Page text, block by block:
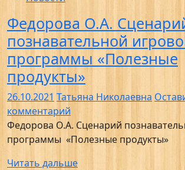
Федорова О.А.
познавательной
программы «Полезные
продукты»
26.10.2021 Татьяна Николаевна
комментарий
Федорова О.А. Сценарий
программы «Полезные продукты»
Читать дальше